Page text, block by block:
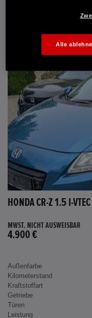
HONDA CR-Z 1.5 I-
MWST. NICHT AUSWEISBAR
4.900 €
Außenfarbe
Kilometerstand
Kraftstoffart
Getriebe
Türen
Leistung
Alle